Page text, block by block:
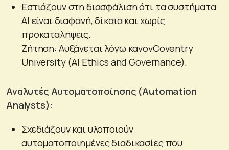
Εστιάζουν στη διασφάλιση ότι τα συστήματα
AI είναι διαφανή, δίκαια και χωρίς
προκαταλήψεις.
Ζήτηση: Αυξάνεται λόγω κανονCoventry
University (AI Ethics and Governance).
Αναλυτές Αυτοματοποίησης (Automation
Analysts):
Σχεδιάζουν και υλοποιούν
αυτοματοποιημένες διαδικασίες που